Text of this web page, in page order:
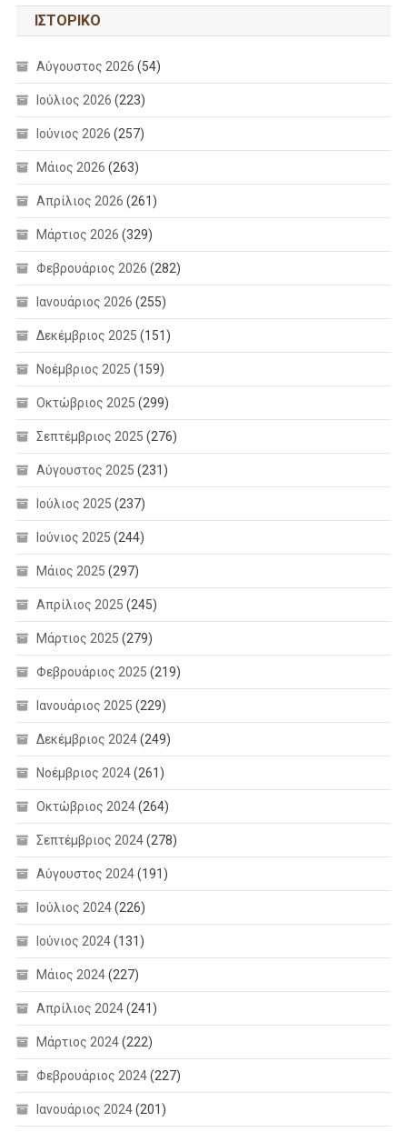
ΙΣΤΟΡΙΚΌ
Αύγουστος 2026 (54)
Ιούλιος 2026 (223)
Ιούνιος 2026 (257)
Μάιος 2026 (263)
Απρίλιος 2026 (261)
Μάρτιος 2026 (329)
Φεβρουάριος 2026 (282)
Ιανουάριος 2026 (255)
Δεκέμβριος 2025 (151)
Νοέμβριος 2025 (159)
Οκτώβριος 2025 (299)
Σεπτέμβριος 2025 (276)
Αύγουστος 2025 (231)
Ιούλιος 2025 (237)
Ιούνιος 2025 (244)
Μάιος 2025 (297)
Απρίλιος 2025 (245)
Μάρτιος 2025 (279)
Φεβρουάριος 2025 (219)
Ιανουάριος 2025 (229)
Δεκέμβριος 2024(249)
Νοέμβριος 2024(261)
Οκτώβριος 2024(264)
Σεπτέμβριος 2024(278)
Αύγουστος 2024(191)
Ιούλιος 2024(226)
Ιούνιος 2024(131)
Μάιος 2024(227)
Απρίλιος 2024(241)
Μάρτιος 2024(222)
Φεβρουάριος 2024(227)
Ιανουάριος 2024(201)